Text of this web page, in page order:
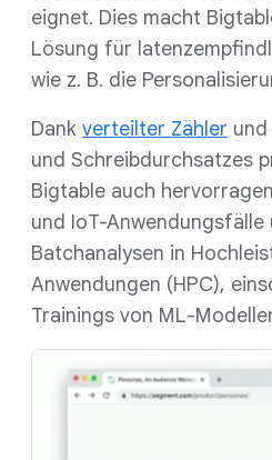
eignet. Dies macht
Lösung für
wie z. B. die
Dank verteilter Zähler
und Schreibdurchsatzes
Bigtable auch
und IoT-
Batchanalysen in
Anwendungen (HPC),
Trainings von ML-